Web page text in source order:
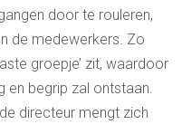
door te rouleren,
de medewerkers. Zo
groepje’ zit, waardoor
en begrip zal ontstaan.
directeur mengt zich